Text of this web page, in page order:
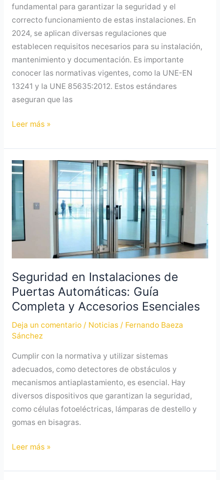
fundamental para garantizar la seguridad y el
correcto funcionamiento de estas instalaciones. En
2024, se aplican diversas regulaciones que
establecen requisitos necesarios para su instalación,
mantenimiento y documentación. Es importante
conocer las normativas vigentes, como la UNE-EN
13241 y la UNE 85635:2012. Estos estándares
aseguran que las
Leer más »
Seguridad en Instalaciones de
Puertas Automáticas: Guía
Completa y Accesorios Esenciales
Deja un comentario / Noticias/ Fernando Baeza
Sánchez
Cumplir con la normativa y utilizar sistemas
adecuados, como detectores de obstáculos y
mecanismos antiaplastamiento, es esencial. Hay
diversos dispositivos que garantizan la seguridad,
como células fotoeléctricas, lámparas de destello y
gomas en bisagras.
Seguridad
en
Instalaciones
Puertas
Automáticas:
Completa
y
Accesorios
Esenciales
Leer más »